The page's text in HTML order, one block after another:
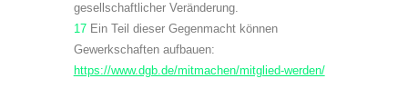
gesellschaftlicher Veränderung.
17Ein Teil dieser Gegenmacht können
Gewerkschaften aufbauen:
https://www.dgb.de/mitmachen/mitglied-werden/